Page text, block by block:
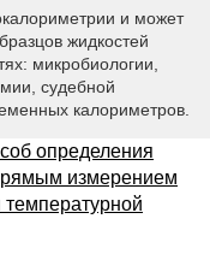
и может
жидкостей
микробиологии,
судебной
калориметров.
определения
измерением
температурной